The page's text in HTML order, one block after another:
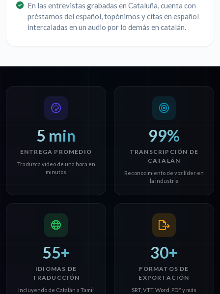
En las entrevistas grabadas en Cataluña, cuenta con
préstamos del español, topónimos y citas en español
intercaladas en un audio por lo demás en catalán.
5 min
ENTREGA PROMEDIO
Traduzca video de una hora en
minutos
99%
TRANSCRIPCIÓN DE
CATALÁN
Reconocimiento de voz líder en
la industria
55+
IDIOMAS DE
TRADUCCIÓN
Incluyendo de Catalán a Tamil
30+
FORMATOS DE
EXPORTACIÓN
SRT, VTT, Word, PDF y más